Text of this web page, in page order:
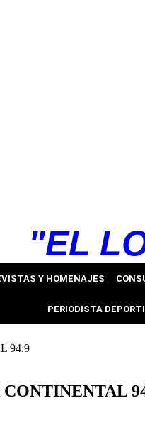
"EL
Y HOMENAJES
PERIODISTA